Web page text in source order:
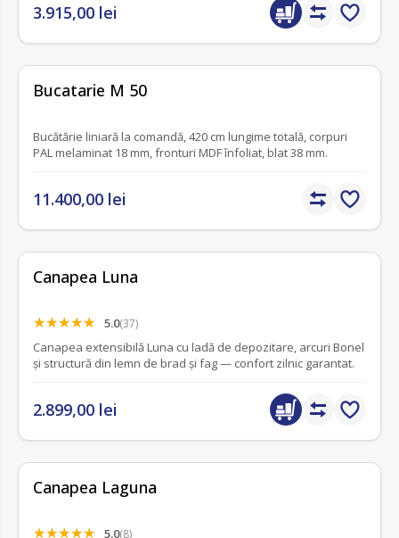
3.915,00 lei
Bucatarie M 50
Bucătărie liniară la comandă, 420 cm lungime totală, corpuri
PAL melaminat 18 mm, fronturi MDF înfoliat, blat 38 mm.
11.400,00 lei
Canapea Luna
5.0(37)
Canapea extensibilă Luna cu ladă de depozitare, arcuri Bonel
și structură din lemn de brad și fag — confort zilnic garantat.
2.899,00 lei
Canapea Laguna
5.0(8)